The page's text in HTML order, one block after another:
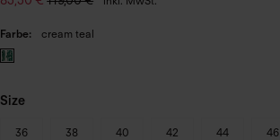
Farbe cream teal
Size
36 38 40 42 44 46